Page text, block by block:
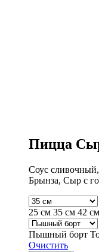
Пицца
Соус
Брынза, Сыр с
25 см 35 см 42 см
Пышный борт
Очистить